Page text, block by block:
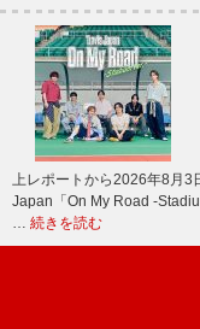
上レポートから2026年8月3
Japan「On My Road -
… 続きを読む